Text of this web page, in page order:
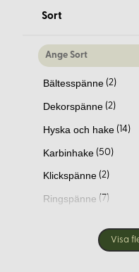
Sort
Bältesspänne (2)
Dekorspänne (2)
Hyska och hake (14)
Karbinhake (50)
Klickspänne (2)
Ringspänne (7)
Visa